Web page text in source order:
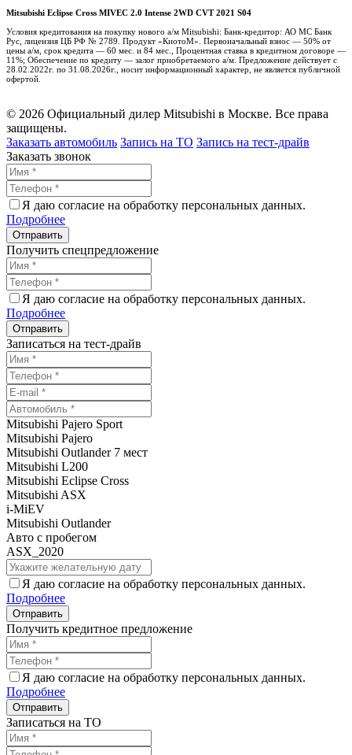
Mitsubishi Eclipse Cross MIVEC 2.0 Intense 2WD CVT 2021 S04
Условия кредитования на покупку нового а/м Mitsubishi: Банк-кредитор: АО МС Банк
Рус, лицензия ЦБ РФ № 2789. Продукт «КиотоМ». Первоначальный взнос — 50% от
цены а/м, срок кредита — 60 мес. и 84 мес., Процентная ставка в кредитном договоре —
11%; Обеспечение по кредиту — залог приобретаемого а/м. Предложение действует с
28.02.2022г. по 31.08.2026г., носит информационный характер, не является публичной
офертой.
© 2026 Официальный дилер Mitsubishi в Москве. Все права
защищены.
Заказать автомобиль Запись на ТО Запись на тест-драйв
Заказать звонок
Я даю согласие на обработку персональных данных.
Подробнее
Получить спецпредложение
Я даю согласие на обработку персональных данных.
Подробнее
Записаться на тест-драйв
Mitsubishi Pajero Sport
Mitsubishi Pajero
Mitsubishi Outlander 7 мест
Mitsubishi L200
Mitsubishi Eclipse Cross
Mitsubishi ASX
i-MiEV
Mitsubishi Outlander
Авто с пробегом
ASX_2020
Я даю согласие на обработку персональных данных.
Подробнее
Получить кредитное предложение
Я даю согласие на обработку персональных данных.
Подробнее
Записаться на ТО